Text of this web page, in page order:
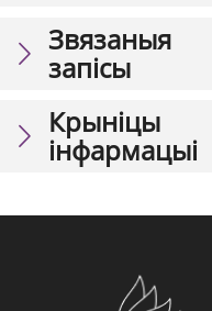
Звязаныя
запісы
Крыніцы
інфармацыі